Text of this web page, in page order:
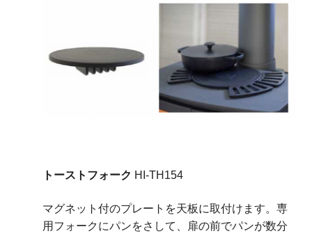
トーストフォーク HI-TH154
マグネット付のプレートを天板に取付けます。専
用フォークにパンをさして、扉の前でパンが数分